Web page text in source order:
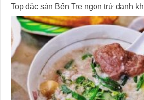
Top đặc sản Bến Tre ngon trứ danh